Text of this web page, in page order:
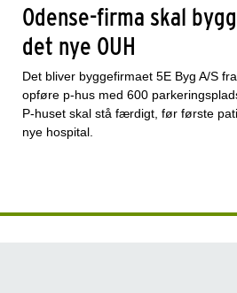
Odense-firma skal
det nye OUH
Det bliver byggefirmaet 5E Byg A/S
opføre p-hus med 600
P-huset skal stå færdigt, før første
nye hospital.